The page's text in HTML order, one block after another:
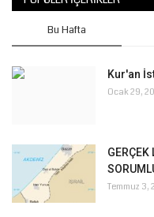
Bu Hafta
Kur'an
Ocak 29,
GERÇEK
Temmuz 3,